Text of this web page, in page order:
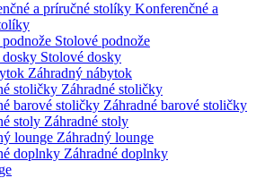
Konferenčné a
Stolové podnože
Stolové dosky
Záhradný nábytok
Záhradné stoličky
Záhradné barové stoličky
Záhradné stoly
Záhradný lounge
Záhradné doplnky